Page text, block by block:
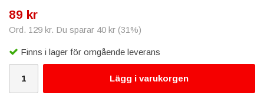
89 kr
Ord. 129 kr. Du sparar 40 kr (31%)
Finns i lager för omgående leverans
Lägg i varukorgen